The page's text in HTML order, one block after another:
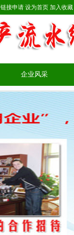
链接申请 设为首页 加入收藏
企业风采